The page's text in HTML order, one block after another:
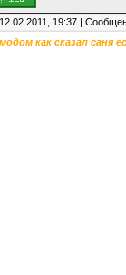
19:37 |
как сказал